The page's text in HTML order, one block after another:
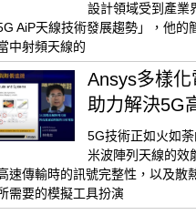
設計領域受到產業
AiP天線技術發展趨勢」，他的
中射頻天線的
Ansys多樣
助力解決5G
5G技術正如火如
米波陣列天線的效
速傳輸時的訊號完整性，以及散
需要的模擬工具扮演